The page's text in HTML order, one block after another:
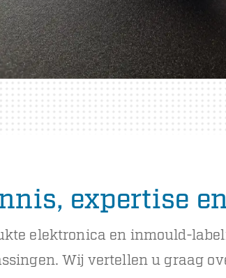
expertise
elektronica en inmould-
Wij vertellen u graag